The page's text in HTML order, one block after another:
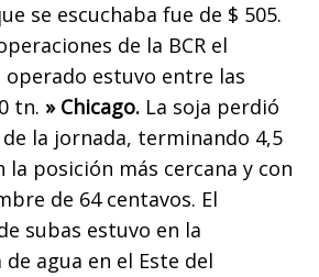
se escuchaba fue de $ 505.
de la BCR el
estuvo entre las
tn. » Chicago. La soja perdió
la jornada, terminando 4,5
la posición más cercana y con
de 64 centavos. El
subas estuvo en la
agua en el Este del